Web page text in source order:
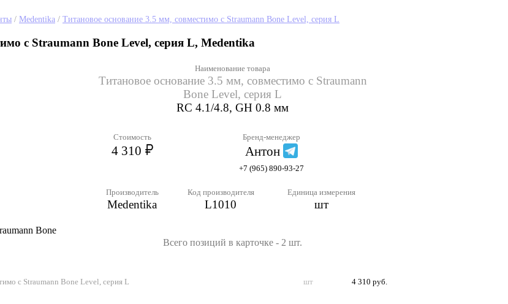
/ Medentika / Титановое основание 3.5 мм, совместимо с Straumann Bone Level, серия L
с Straumann Bone Level, серия L, Medentika
Bone
Наименование товара
Титановое основание 3.5 мм, совместимо с Straumann
Bone Level, серия L
RC 4.1/4.8, GH 0.8 мм
Стоимость
4 310
Бренд-менеджер
Антон
+7 (965) 890-93-27
Производитель
Medentika
Код производителя
L1010
Единица измерения
шт
Всего позиций в карточке - 2 шт.
с Straumann Bone Level, серия L
шт 4 310 руб.